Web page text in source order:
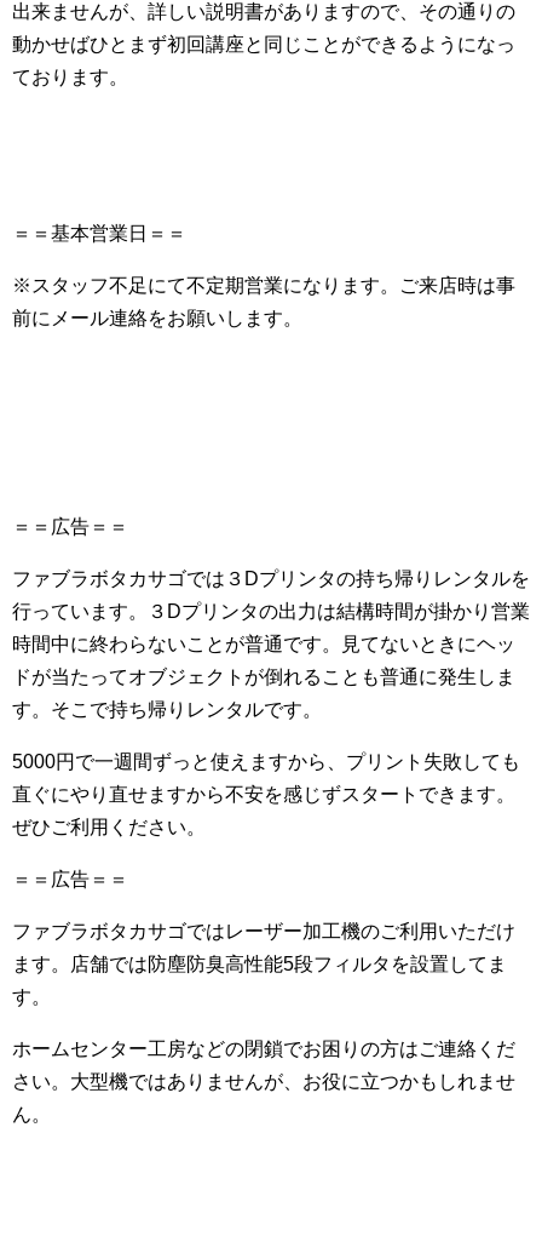
出来ませんが、詳しい説明書がありますので、その通りの
動かせばひとまず初回講座と同じことができるようになっ
ております。
＝＝基本営業日＝＝
※スタッフ不足にて不定期営業になります。ご来店時は事
前にメール連絡をお願いします。
＝＝広告＝＝
ファブラボタカサゴでは３Dプリンタの持ち帰りレンタルを
行っています。３Dプリンタの出力は結構時間が掛かり営業
時間中に終わらないことが普通です。見てないときにヘッ
ドが当たってオブジェクトが倒れることも普通に発生しま
す。そこで持ち帰りレンタルです。
5000円で一週間ずっと使えますから、プリント失敗しても
直ぐにやり直せますから不安を感じずスタートできます。
ぜひご利用ください。
＝＝広告＝＝
ファブラボタカサゴではレーザー加工機のご利用いただけ
ます。店舗では防塵防臭高性能5段フィルタを設置してま
す。
ホームセンター工房などの閉鎖でお困りの方はご連絡くだ
さい。大型機ではありませんが、お役に立つかもしれませ
ん。